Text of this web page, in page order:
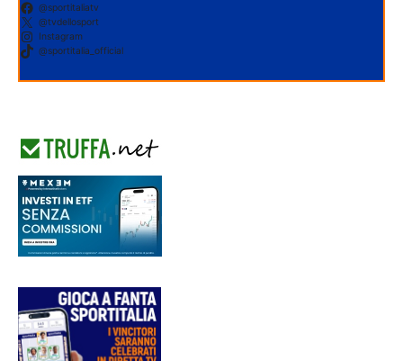
@sportitaliatv
@tvdellosport
Instagram
@sportitalia_official